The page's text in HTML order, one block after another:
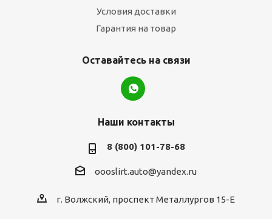
Условия доставки
Гарантия на товар
Оставайтесь на связи
Наши контакты
8 (800) 101-78-68
oooslirt.auto@yandex.ru
г. Волжский, проспект Металлургов 15-Е